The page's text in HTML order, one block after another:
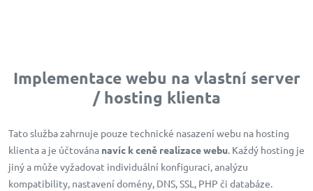
Implementace webu na vlastní server
/ hosting klienta
Tato služba zahrnuje pouze technické nasazení webu na hosting
klienta a je účtována navíc k ceně realizace webu. Každý hosting je
jiný a může vyžadovat individuální konfiguraci, analýzu
kompatibility, nastavení domény, DNS, SSL, PHP či databáze.